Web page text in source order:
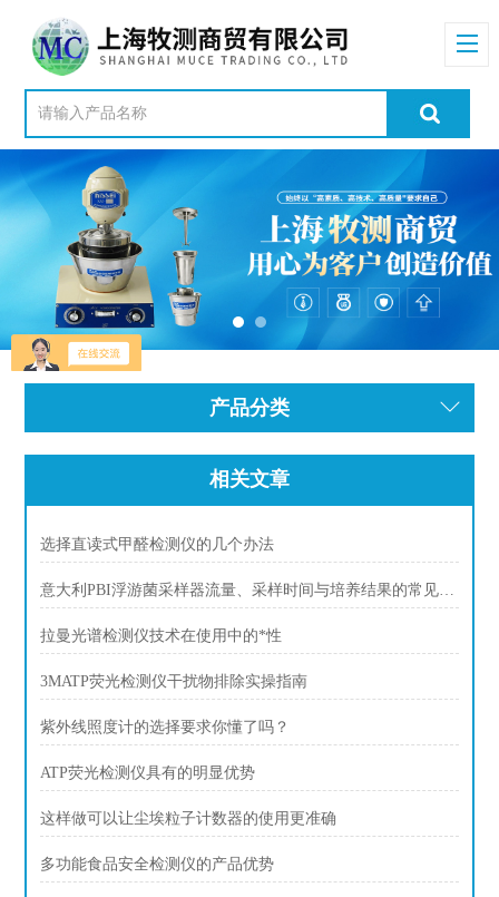
产品分类
相关文章
选择直读式甲醛检测仪的几个办法
意大利PBI浮游菌采样器流量、采样时间与培养结果的常见疑问
拉曼光谱检测仪技术在使用中的*性
3MATP荧光检测仪干扰物排除实操指南
紫外线照度计的选择要求你懂了吗？
ATP荧光检测仪具有的明显优势
这样做可以让尘埃粒子计数器的使用更准确
多功能食品安全检测仪的产品优势